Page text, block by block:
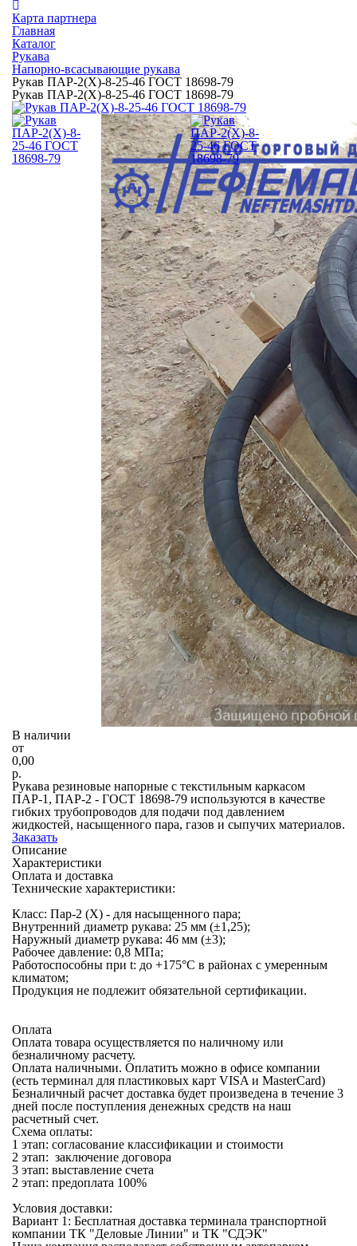
Карта партнера
Главная
Каталог
Рукава
Напорно-всасывающие рукава
Рукав ПАР-2(Х)-8-25-46 ГОСТ 18698-79
Рукав ПАР-2(Х)-8-25-46 ГОСТ 18698-79
В наличии
от
0,00
р.
Рукава резиновые напорные с текстильным каркасом
ПАР-1, ПАР-2 - ГОСТ 18698-79 используются в качестве
гибких трубопроводов для подачи под давлением
жидкостей, насыщенного пара, газов и сыпучих материалов.
Заказать
Описание
Характеристики
Оплата и доставка
Технические характеристики:
Класс: Пар-2 (X) - для насыщенного пара;
Внутренний диаметр рукава: 25 мм (±1,25);
Наружный диаметр рукава: 46 мм (±3);
Рабочее давление: 0,8 МПа;
Работоспособны при t: до +175°С в районах с умеренным
климатом;
Продукция не подлежит обязательной сертификации.
Оплата
Оплата товара осуществляется по наличному или
безналичному расчету.
Оплата наличными. Оплатить можно в офисе компании
(есть терминал для пластиковых карт VISA и MasterCard)
Безналичный расчет доставка будет произведена в течение 3
дней после поступления денежных средств на наш
расчетный счет.
Схема оплаты:
1 этап: согласование классификации и стоимости
2 этап: заключение договора
3 этап: выставление счета
2 этап: предоплата 100%
Условия доставки:
Вариант 1: Бесплатная доставка терминала транспортной
компании ТК "Деловые Линии" и ТК "СДЭК"